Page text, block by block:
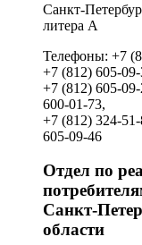
Санкт-
литера А
Телефоны: +7
+7 (812) 605-09-
+7 (812) 605-
600-01-73,
+7 (812) 324-
605-09-46
Отдел по
области